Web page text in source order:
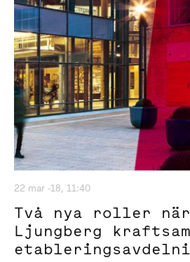
22 mar -18, 11:40
Två nya roller
Ljungberg